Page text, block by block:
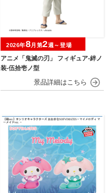
アニメ「鬼滅の刃」 フィギュア-絆ノ
装-伍拾壱ノ型
2026年8月第2週～登場